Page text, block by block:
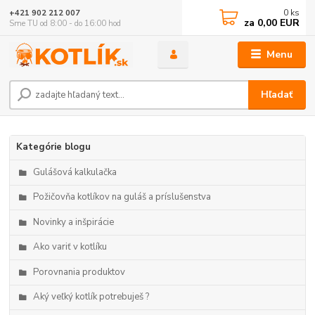
Menu
Hľadať
+421 902 212 007
Sme TU od 8:00 - do 16:00 hod
0 ks
za 0,00 EUR
Kategórie blogu
Gulášová kalkulačka
Požičovňa kotlíkov na guláš a príslušenstva
Novinky a inšpirácie
Ako variť v kotlíku
Porovnania produktov
Aký veľký kotlík potrebuješ ?